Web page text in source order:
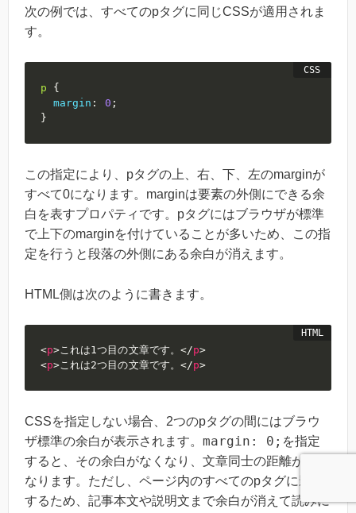
次の例では、すべてのpタグに同じCSSが適用されま
す。
p
{
margin : 0 ;
}
この指定により、pタグの上、右、下、左のmarginが
すべて0になります。marginは要素の外側にできる余
白を表すプロパティです。pタグにはブラウザが標準
で上下のmarginを付けていることが多いため、この指
定を行うと段落の外側にある余白が消えます。
HTML側は次のように書きます。
<p>これは1つ目の文章です。</p>
<p>これは2つ目の文章です。</p>
CSSを指定しない場合、2つのpタグの間にはブラウ
ザ標準の余白が表示されます。 margin: 0; を指定
すると、その余白がなくなり、文章同士の距離が近く
なります。ただし、ページ内のすべてのpタグに影響
するため、記事本文や説明文まで余白が消えて読みに